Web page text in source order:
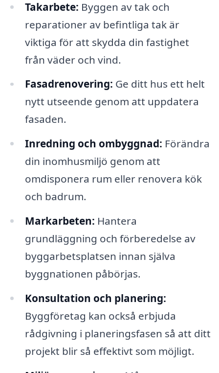
Takarbete: Byggen av tak och
reparationer av befintliga tak är
viktiga för att skydda din fastighet
från väder och vind.
Fasadrenovering: Ge ditt hus ett helt
nytt utseende genom att uppdatera
fasaden.
Inredning och ombyggnad: Förändra
din inomhusmiljö genom att
omdisponera rum eller renovera kök
och badrum.
Markarbeten: Hantera
grundläggning och förberedelse av
byggarbetsplatsen innan själva
byggnationen påbörjas.
Konsultation och planering:
Byggföretag kan också erbjuda
rådgivning i planeringsfasen så att ditt
projekt blir så effektivt som möjligt.